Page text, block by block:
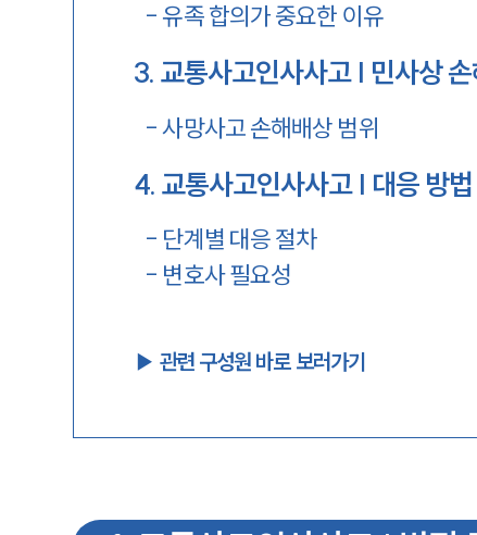
- 유족 합의가 중요한 이유
3. 교통사고인사사고 | 민사상
-사망사고 손해배상 범위
4. 교통사고인사사고 | 대응 방법
- 단계별 대응 절차
- 변호사 필요성
▶︎ 관련 구성원 바로 보러가기